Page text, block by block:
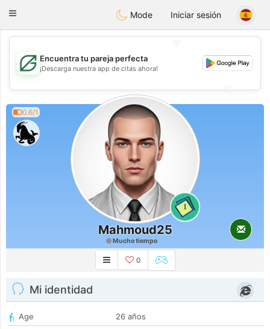
GulfDating
Toggle
Mode Iniciar sesión
💖
💕
Encuentra tu pareja perfecta
¡Descarga nuestra app de citas ahora!
0.6/1
1
Mahmoud25
Mucho tiempo
0
Mi identidad
Age
26 años